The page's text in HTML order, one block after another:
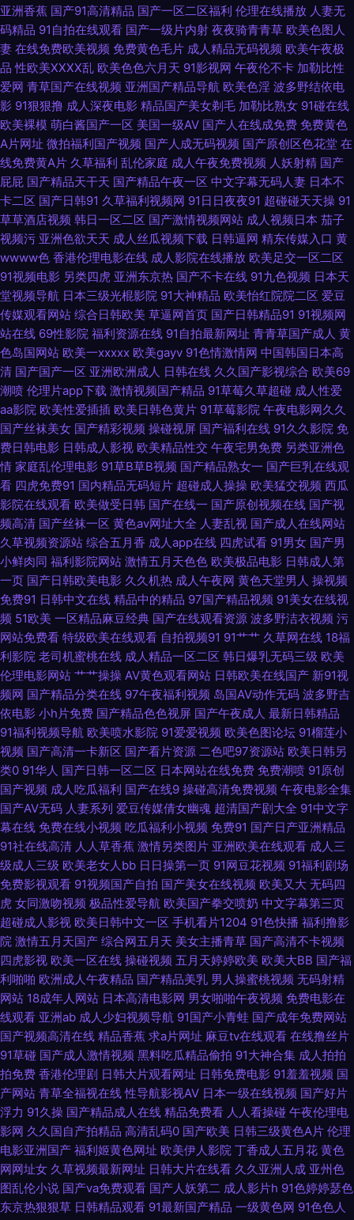
视频看看 国内黄色片 成人综合网站在线观看 豆花观频在线观看 91肏碰 大香
蕉92 wwwprontv6 97色色电影 91探花视频 91久色蝌蚪视频 91青草草 91精
东福利片 91秦先生在线 91官方视频在线看网页 91超碰久草牛牛 影音先锋每
日AV 一区二区成人 51黑料福利社在线 超碰色91 91官方视频网站 91尤物视
频网址在线 www2AV色图 www探花91 91在线看看 91在线观看视频 91在线
小视频 91视频导航在线观看 97视频欧美 91娱乐综合网 大香蕉综合色网 国产
精品超碰在线 乱子伦国产精品www 91福利网址 抖阴在线免费看 五月丁香福
利视频导航 欧美a在线 91白虎 91传媒入口 中日韩综合色图区 亚洲超碰自拍
91c网站 91豆花永久网站在线观看 91操碰免费视频t 影音先锋秋霞电影 中日
韩无码不卡 五月天福利网 91av免费视频 伊人9草在线 91福利视频网 91国产
资源 91副利社 91传禖 中文字幕91 中韩毛片精品基地 亚州欧美日韩综合在线
超碰91人人人人人乐 深夜成人三级免费网站 在线成人影音先锋av 在线国产
在线国产 91视在线视频 91豆花精品 青青草一起艹 91情爱网 午夜国产福利一
区二区 久久精品中文字幕麻豆 91国产 91国产精品乱码久久 91Pron在线观
91无探 91在线观看免费 91影音资源 91熟女露脸视频 91女生裸视频在线看
99国产er热视频 91在线视频网站总站 A片无码一区日韩 超碰在线进入91 国
产自产精品 国产一级无毛不卡 国产精品九九热久久 九一草草 后入白丝 亚洲
日韩天美 91国视频 91大神在线视频看看 91露胸 91麻豆传媒国产大片 91豆
花官网 1024视频国产 91次元免费视频 91黄色变态视频 91福利视频广场 91
超碰资源站 91爱爱在线影院 91老司机福利 91拍拍视频 91蜜桃在线观看 91
国产精品操笔 91社区男人的天堂 91伪娘在线播放 91淫片电影安装 91视频观
看吴梦梦 91蜜桃传媒一区 91国产丝袜老师 91大片免费看 9178看片视频 福
利网址导航亚洲AV 国产精品四五六七区 海角社区大香蕉 黄尤物视频网 国产
综合在线99 国产真实乱伦 密臀中文字幕 91超碰导航中字 精品久久AV大香蕉
91成人入口 91亚洲精品青草依 www天天撸com 99在线视频精品 www成人
网站豆花 97午夜影院 97资源国产共享 99超碰在线天堂 极品黑丝av 肏屄视
频在线高清播放 中文网91 日本韩国在线不卡视频 91在线呦 91九色TS丰满人
妖 日韩高清丁香 日日日草草操 91c鈥唍 91国产香蕉电影 91猫先生在线播放
91蜜桃视频网站 91熟妇视频 91香蕉在线 91桃色入口 91熊猫tv 伊人网97 后
入在线 欧洲精品 精品色在线观看 91黄瓜视频在线观看 先锋资源影音AV网站
福利天堂天美福利视频 www久久香蕉 亚洲一二区 欧美日韩精品内射经典 国
亚洲香蕉 国产91高清精品 国产一区二区福利 伦理在线播放 人妻无
码精品 91自拍在线观看 国产一级片内射 夜夜骑青青草 欧美色图人
妻 在线免费欧美视频 免费黄色毛片 成人精品无码视频 欧美午夜极
品 性欧美ⅩⅩⅩⅩ乱 欧美色色六月天 91影视网 午夜伦不卡 加勒比性
爱网 青草国产在线视频 亚洲国产精品导航 欧美色淫 波多野结依电
影 91狠狠撸 成人深夜电影 精品国产美女剃毛 加勒比熟女 91碰在线
欧美裸模 萌白酱国产一区 美国一级AV 国产人在线成免费 免费黄色
A片网址 微拍福利国产视频 国产人成无码视频 国产原创区色花堂 在
线免费黄A片 久草福利 乱伦家庭 成人午夜免费视频 人妖射精 国产
屁屁 国产精品天干天 国产精品午夜一区 中文字幕无码人妻 日本不
卡二区 国产日韩91 久草福利视频网 91日日夜夜91 超碰碰天天操 91
草草酒店视频 韩日一区二区 国产激情视频网站 成人视频日本 茄子
视频污 亚洲色欲天天 成人丝瓜视频下载 日韩逼网 精东传媒入口 黄
wwww色 香港伦理电影在线 成人影院在线播放 欧美足交一区二区
91视频电影 另类四虎 亚洲东京热 国产不卡在线 91九色视频 日本天
堂视频导航 日本三级光棍影院 91大神精品 欧美怡红院院二区 爱豆
传媒观看网站 综合日韩欧美 草逼网首页 国产日韩精品91 91视频网
站在线 69性影院 福利资源在线 91自拍最新网址 青青草国产成人 黄
色岛国网站 欧美一xxxxx 欧美gayv 91色情激情网 中国韩国日本高
清 国产国产一区 亚洲欧洲成人 日韩在线 久久国产影视综合 欧美69
潮喷 伦理片app下载 激情视频国产精品 91草莓久草超碰 成人性爱
aa影院 欧美性爱插插 欧美日韩色黄片 91草莓影院 午夜电影网久久
国产丝袜美女 国产精彩视频 操碰视屏 国产福利在线 91久久影院 免
费日韩电影 日韩成人影视 欧美精品性交 午夜宅男免费 另类亚洲色
情 家庭乱伦理电影 91草B草B视频 国产精品熟女一 国产巨乳在线观
看 四虎免费91 国内精品无码短片 超碰成人操操 欧美猛交视频 西瓜
影院在线观看 欧美做受日韩 国产在线一 国产原创视频在线 国产视
频高清 国产丝袜一区 黄色av网址大全 人妻乱视 国产成人在线网站
久草视频资源站 综合五月香 成人app在线 四虎试看 91男女 国产男
小鲜肉同 福利影院网站 激情五月天色色 欧美极品电影 日韩成人第
一页 国产日韩欧美电影 久久机热 成人午夜网 黄色天堂男人 操视频
免费91 日韩中文在线 精品中的精品 97国产精品视频 91美女在线视
频 51欧美 一区精品麻豆经典 国产在线观看资源 波多野洁衣视频 污
网站免费看 特级欧美在线观看 自拍视频91 91艹艹 久草网在线 18福
利影院 老司机蜜桃在线 成人精品一区二区 韩日爆乳无码三级 欧美
伦理电影网站 艹艹操操 AV黄色观看网站 日韩欧美在线国产 新91视
频网 国产精品分类在线 97午夜福利视频 岛国AV动作无码 波多野吉
依电影 小h片免费 国产精品色色视屏 国产午夜成人 最新日韩精品
91福利视频导航 欧美喷水影院 91爱爱视频 欧美色图论坛 91榴莲小
视频 国产高清一卡新区 国产看片资源 二色吧97资源站 欧美日韩另
类0 91华人 国产日韩一区二区 日本网站在线免费 免费潮喷 91原创
国产视频 成人吃瓜福利 国产在线9 操碰高清免费视频 午夜电影全集
国产AV无码 人妻系列 爱豆传媒倩女幽魂 超清国产剧大全 91中文字
幕在线 免费在线小视频 吃瓜福利小视频 免费91 国产日产亚洲精品
91社在线高清 人人草香蕉 激情另类图片 亚洲欧美在线观看 成人三
级成人三级 欧美老女人bb 日日操第一页 91网豆花视频 91福利剧场
免费影视观看 91视频国产自拍 国产美女在线视频 欧美又大 无码四
虎 女同激吻视频 极品性爱导航 欧美国产拳交喷奶 中文字幕第三页
超碰成人影视 欧美日韩中文一区 手机看片1204 91色快播 福利撸影
院 激情五月天国产 综合网五月天 美女主播青草 国产高清不卡视频
四虎影视 欧美一区在线 操碰视频 五月天婷婷欧美 欧美大BB 国产福
利啪啪 欧洲成人午夜精品 国产精品美乳 男人操蜜桃视频 无码射精
网站 18成年人网站 日本高清电影网 男女啪啪午夜视频 免费电影在
线观看 亚洲ab 成人少妇视频导航 91国产小青蛙 国产成年免费网站
国产视频高清在线 精品香蕉 求a片网址 麻豆tv在线观看 在线撸丝片
91草碰 国产成人激情视频 黑料吃瓜精品偷拍 91大神合集 成人拍拍
拍免费 香港伦理剧 日韩大片观看网址 日韩免费电影 91羞羞视频 国
产网站 青草全福视在线 性导航影视AV 日本一级在线视频 国产好片
浮力 91久操 国产精品成人在线 精品免费看 人人看操碰 午夜伦理电
影网 久久国自产拍精品 高清乱码0 国产欧美 日韩三级黄色A片 伦理
电影亚洲国产 福利姬黄色网址 欧美伊人影院 丁香成人五月花 黄色
网网址女 久草视频最新网址 日韩大片在线看 久久亚洲人成 亚州色
图乱伦小说 国产va免费观看 国产人妖第二 成人影片h 91色婷婷瑟色
东京热狠狠草 日韩精品观看 91最新国产精品 一级黄色网 91色色人